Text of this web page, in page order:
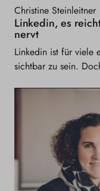
Christine Steinleitner
Linkedin, es
nervt
Linkedin ist für viele
sichtbar zu sein.